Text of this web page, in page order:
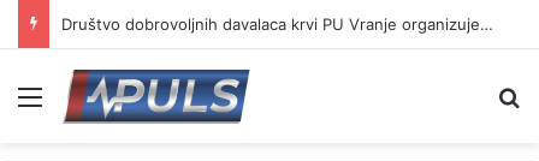
Društvo dobrovoljnih davalaca krvi PU Vranje organizuje akciju na Besnoj kobili
Menu